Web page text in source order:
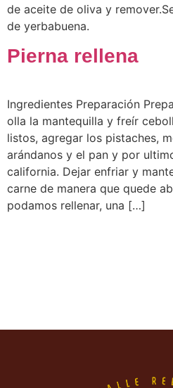
de aceite de oliva y
de yerbabuena.
Pierna rellena
Ingredientes Preparación
olla la mantequilla y freír
listos, agregar los pistaches,
arándanos y el pan y por
california. Dejar enfriar y
carne de manera que quede
podamos rellenar, una […]